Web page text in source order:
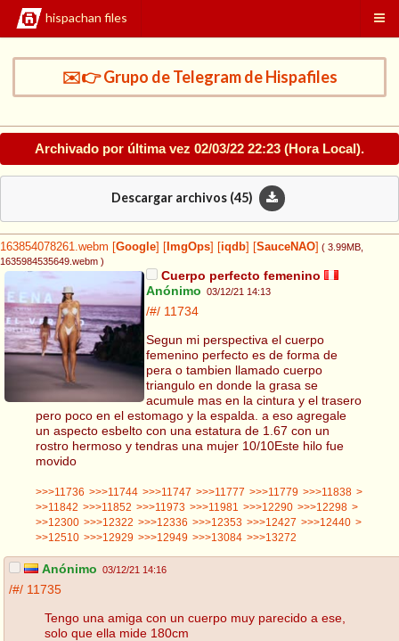
hispachan files
✉️👉 Grupo de Telegram de Hispafiles
Archivado por última vez 02/03/22 22:23 (Hora Local).
Descargar archivos (45)
163854078261.webm Google ImgOps iqdb SauceNAO ( 3.99MB
1635984535649.webm )
Cuerpo perfecto femenino
Anónimo 03/12/21 14:13
/#/ 11734
Segun mi perspectiva el cuerpo
femenino perfecto es de forma de
pera o tambien llamado cuerpo
triangulo en donde la grasa se
acumule mas en la cintura y el trasero
pero poco en el estomago y la espalda. a eso agregale
un aspecto esbelto con una estatura de 1.67 con un
rostro hermoso y tendras una mujer 10/10Este hilo fue
movido
>>>11736 >>>11744 >>>11747 >>>11777 >>>11779 >>>11838 >
>>11842 >>>11852 >>>11973 >>>11981 >>>12290 >>>12298 >
>>12300 >>>12322 >>>12336 >>>12353 >>>12427 >>>12440 >
>>12510 >>>12929 >>>12949 >>>13084 >>>13272
Anónimo 03/12/21 14:16
/#/ 11735
Tengo una amiga con un cuerpo muy parecido a ese,
solo que ella mide 180cm